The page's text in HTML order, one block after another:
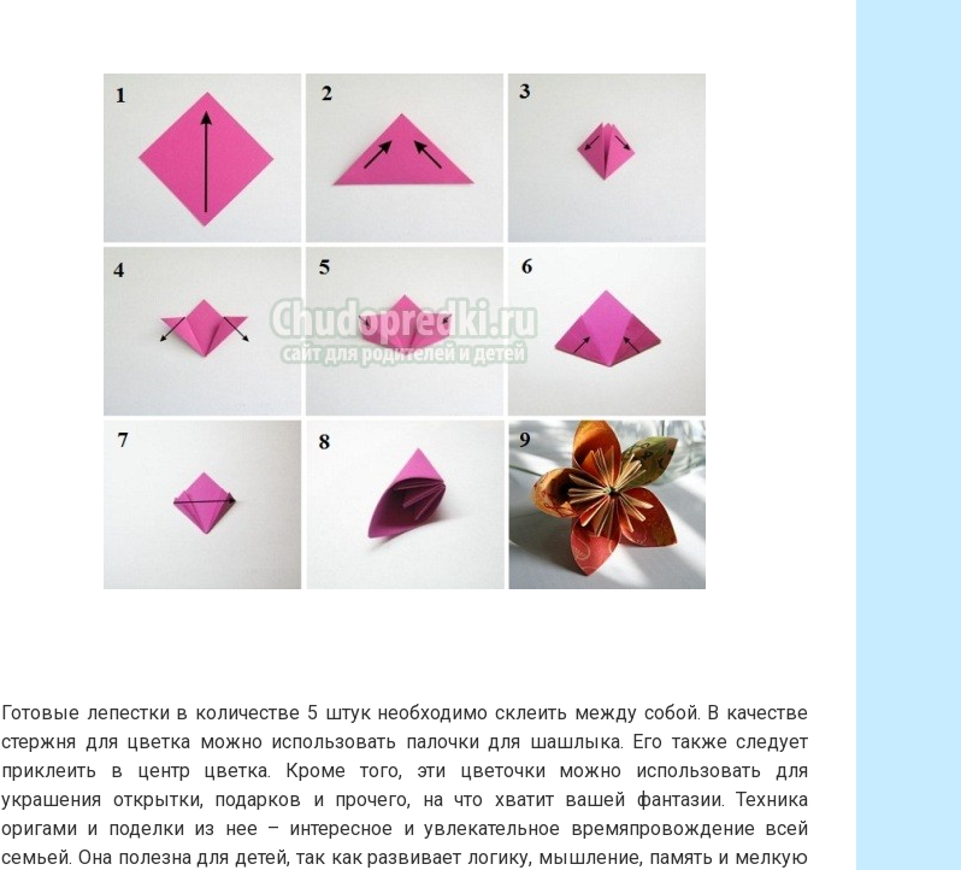
Готовые лепестки в количестве 5 штук необходимо склеить между собой. В качестве
стержня для цветка можно использовать палочки для шашлыка. Его также следует
приклеить в центр цветка. Кроме того, эти цветочки можно использовать для
украшения открытки, подарков и прочего, на что хватит вашей фантазии. Техника
оригами и поделки из нее – интересное и увлекательное времяпровождение всей
семьей. Она полезна для детей, так как развивает логику, мышление, память и мелкую